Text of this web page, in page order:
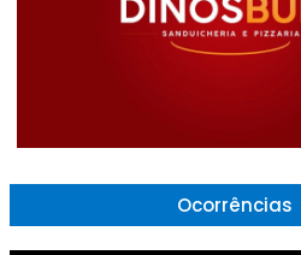
Ocorrências